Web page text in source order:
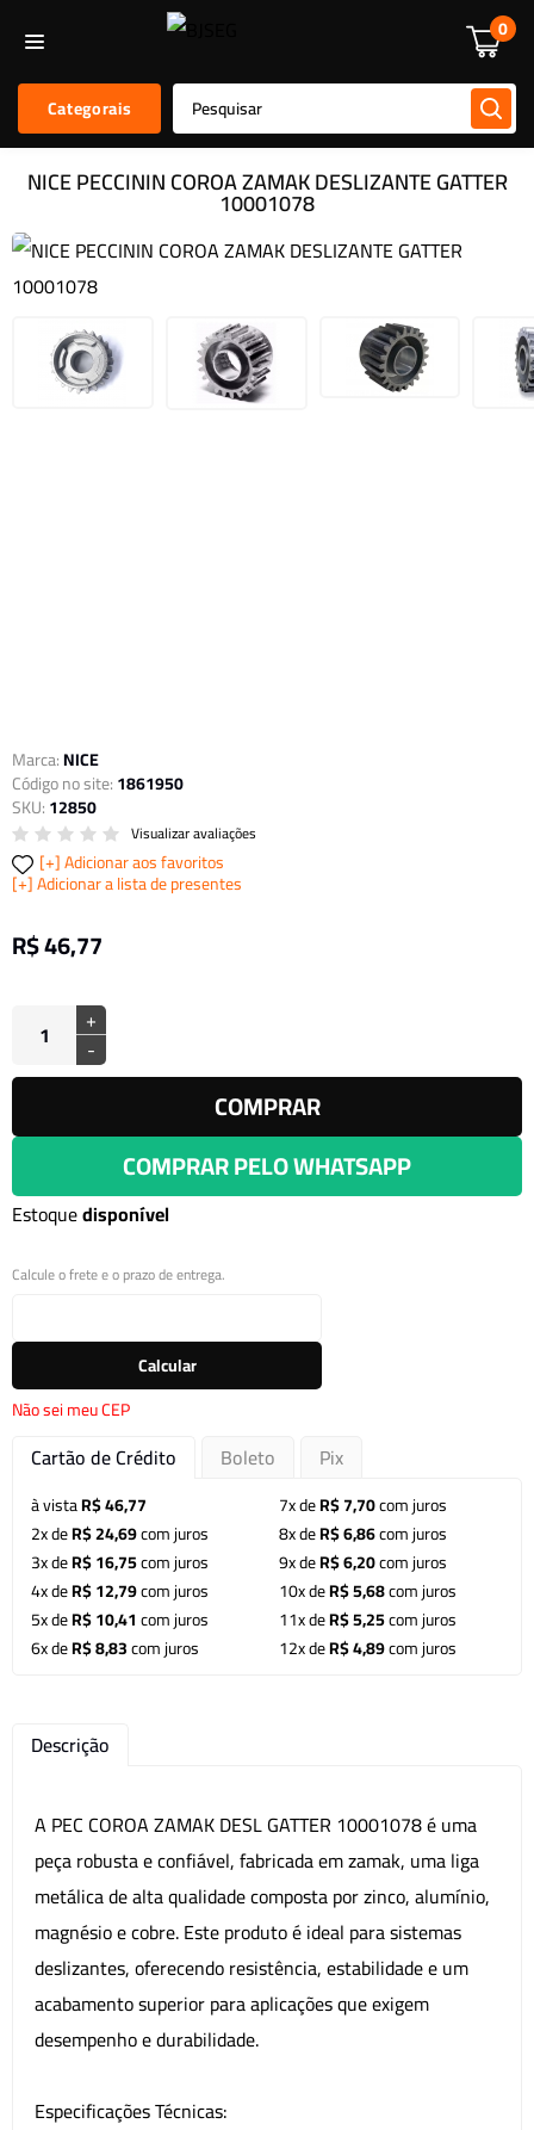
0
Categorais
Alarmes E Sensores
NICE PECCININ COROA ZAMAK DESLIZANTE GATTER
10001078
Marca:NICE
Código no site:1861950
SKU:12850
Visualizar avaliações
Adicionar aos favoritos
Adicionar a lista de presentes
R$ 46,77
+
-
COMPRAR
COMPRAR PELO WHATSAPP
Estoquedisponível
Calcule o frete e o prazo de entrega.
Calcular
Não sei meu CEP
Cartão de Crédito Boleto Pix
à vistaR$ 46,77
2x deR$ 24,69com juros
3x deR$ 16,75com juros
4x deR$ 12,79com juros
5x deR$ 10,41com juros
6x deR$ 8,83com juros
7x deR$ 7,70com juros
8x deR$ 6,86com juros
9x deR$ 6,20com juros
10x deR$ 5,68com juros
11x deR$ 5,25com juros
12x deR$ 4,89com juros
Descrição
A PEC COROA ZAMAK DESL GATTER 10001078 é uma
peça robusta e confiável, fabricada em zamak, uma liga
metálica de alta qualidade composta por zinco, alumínio,
magnésio e cobre. Este produto é ideal para sistemas
deslizantes, oferecendo resistência, estabilidade e um
acabamento superior para aplicações que exigem
desempenho e durabilidade.
Especificações Técnicas: